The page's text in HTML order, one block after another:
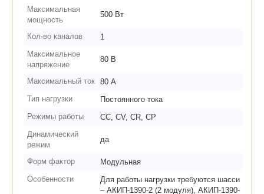
Максимальная
мощность
500 Вт
Кол-во каналов
1
Максимальное
напряжение
80 В
Максимальный ток 80 А
Тип нагрузки
Постоянного тока
Режимы работы
CC, CV, CR, CP
Динамический
режим
да
Форм фактор
Модульная
Особенности
Для работы нагрузки требуются шасси
– АКИП-1390-2 (2 модуля), АКИП-1390-